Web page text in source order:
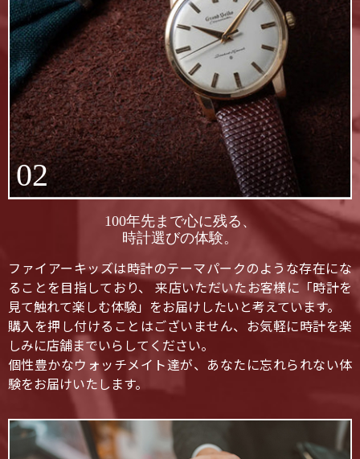
02
100年先まで心に残る、
時計選びの体験。
ファイアーキッズは時計のテーマパークのような存在にな
ることを目指しており、 来店いただいたお客様に「時計を
見て触れて楽しむ体験」をお届けしたいと考えています。
購入を押し付けることはございません、お気軽に時計を楽
しみに店舗までいらしてください。
個性豊かなウォッチメイト達が、あなたに忘れられない体
験をお届けいたします。